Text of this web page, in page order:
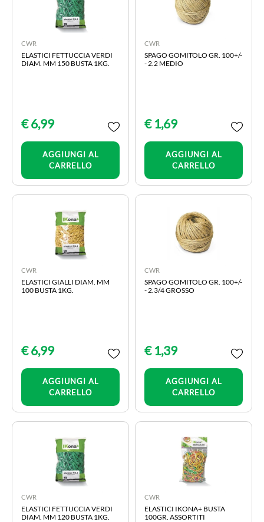
CWR
ELASTICI FETTUCCIA VERDI
DIAM. MM 150 BUSTA 1KG.
€ 6,99
AGGIUNGI AL
CARRELLO
CWR
SPAGO GOMITOLO GR. 100+/-
- 2.2 MEDIO
€ 1,69
AGGIUNGI AL
CARRELLO
CWR
ELASTICI GIALLI DIAM. MM
100 BUSTA 1KG.
€ 6,99
AGGIUNGI AL
CARRELLO
CWR
SPAGO GOMITOLO GR. 100+/-
- 2.3/4 GROSSO
€ 1,39
AGGIUNGI AL
CARRELLO
CWR
ELASTICI FETTUCCIA VERDI
DIAM. MM 120 BUSTA 1KG.
CWR
ELASTICI IKONA+ BUSTA
100GR. ASSORTITI